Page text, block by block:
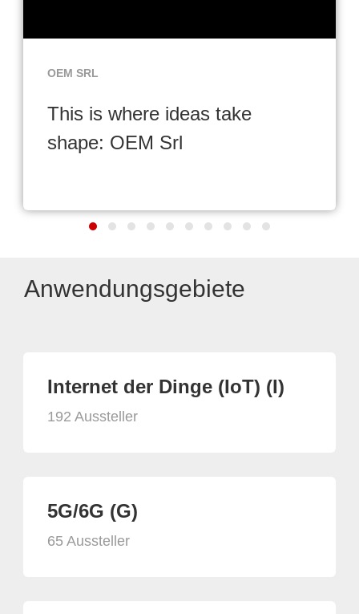
OEM SRL
This is where ideas take
shape: OEM Srl
Anwendungsgebiete
Internet der Dinge (IoT) (I)
192 Aussteller
5G/6G (G)
65 Aussteller